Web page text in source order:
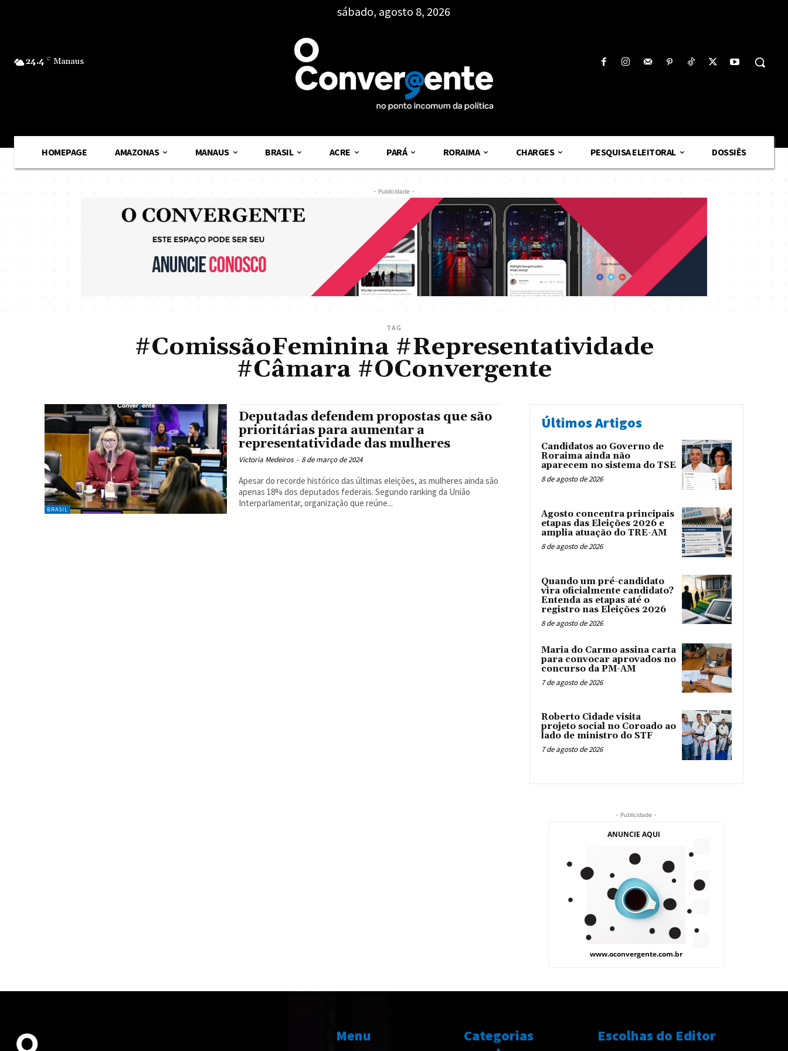
24.4 C Manaus
sábado, agosto 8, 2026
HOMEPAGE AMAZONAS MANAUS BRASIL ACRE PARÁ RORAIMA CHARGES PESQUISA ELEITORAL DOSSIÊS
- Publicidade -
TAG
#ComissãoFeminina #Representatividade
#Câmara #OConvergente
BRASIL
Deputadas defendem propostas que são
prioritárias para aumentar a
representatividade das mulheres
Victoria Medeiros - 8 de março de 2024
Apesar do recorde histórico das últimas eleições, as mulheres ainda são
apenas 18% dos deputados federais. Segundo ranking da União
Interparlamentar, organização que reúne...
Últimos Artigos
Candidatos ao Governo de
Roraima ainda não
aparecem no sistema do TSE
8 de agosto de 2026
Agosto concentra principais
etapas das Eleições 2026 e
amplia atuação do TRE-AM
8 de agosto de 2026
Quando um pré-candidato
vira oficialmente candidato?
Entenda as etapas até o
registro nas Eleições 2026
8 de agosto de 2026
Maria do Carmo assina carta
para convocar aprovados no
concurso da PM-AM
7 de agosto de 2026
Roberto Cidade visita
projeto social no Coroado ao
lado de ministro do STF
7 de agosto de 2026
- Publicidade -
Menu
Categorias
Escolhas do Editor